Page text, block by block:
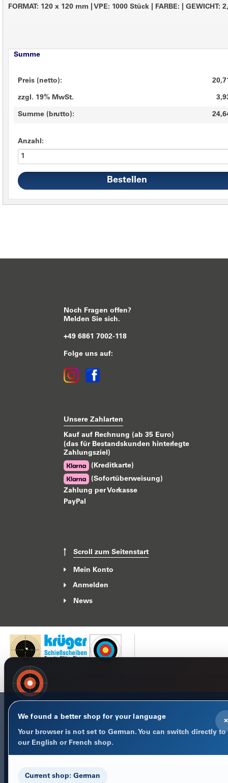
FORMAT: 120 x 120 mm VPE: 1000 Stück FARBE: GEWICHT:
Summe
Preis (netto):
zzgl. 19% MwSt.
Summe (brutto):
Anzahl:
Noch Fragen offen?
Melden Sie sich.
+49 6861 7002-118
Folge uns auf:
Unsere Zahlarten
Kauf auf Rechnung (ab 35 Euro)
(das für Bestandskunden hinterlegte
Zahlungsziel)
(Kreditkarte)
(Sofortüberweisung)
Zahlung per Vorkasse
PayPal
Scroll zum Seitenstart
Mein Konto
Anmelden
News
Impressum
×
We found a better shop for your language
Your browser is not set to German. You can switch directly to
our English or French shop.
Current shop: German
COOKIE-HINWEIS
Datenschutz im Fokus
Notwendige Cookies halten Warenkorb, Sprache und
stabil. Optionale Statistik-Cookies helfen uns, den Shop